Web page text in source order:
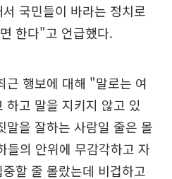
국민들이 바라는 정치로
한다"고 언급했다.
근 행보에 대해 "말로는 여
하고 말을 지키지 않고 있
말을 잘하는 사람일 줄은 몰
의 안위에 무감각하고 자
할 줄 몰랐는데 비겁하고